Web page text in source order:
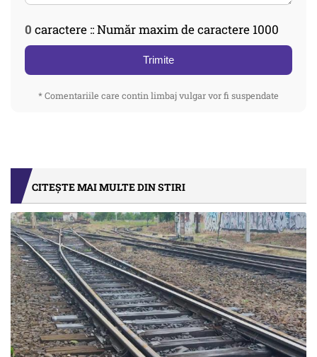
0 caractere :: Număr maxim de caractere 1000
Trimite
* Comentariile care contin limbaj vulgar vor fi suspendate
CITEȘTE MAI MULTE DIN STIRI